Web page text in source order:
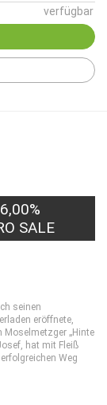
verfügbar
6,00%
SALE
seinen
eröffnete,
Moselmetzger „Hinte
hat mit Fleiß
Weg